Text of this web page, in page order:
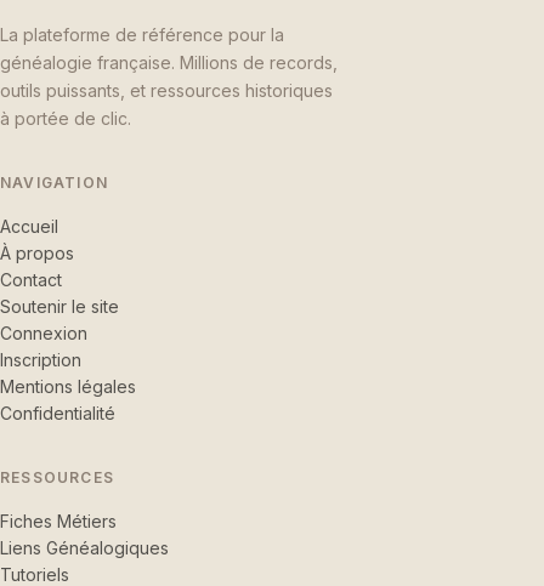
La plateforme de référence pour la
généalogie française. Millions de records,
outils puissants, et ressources historiques
à portée de clic.
NAVIGATION
Accueil
À propos
Contact
Soutenir le site
Connexion
Inscription
Mentions légales
Confidentialité
RESSOURCES
Fiches Métiers
Liens Généalogiques
Tutoriels